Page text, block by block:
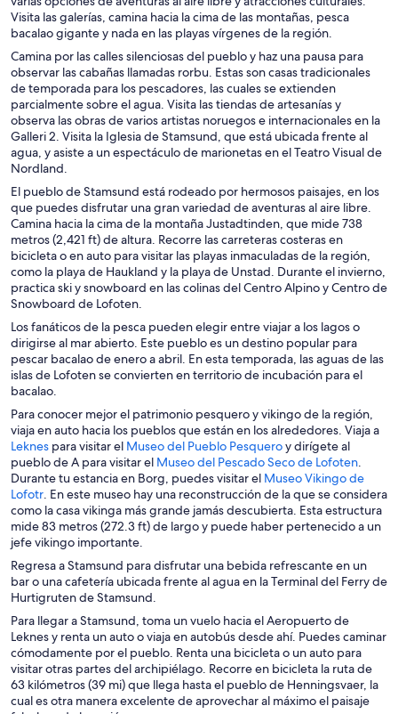
Visita las galerías, camina hacia la cima de las montañas, pesca
bacalao gigante y nada en las playas vírgenes de la región.
Camina por las calles silenciosas del pueblo y haz una pausa para
observar las cabañas llamadas rorbu. Estas son casas tradicionales
de temporada para los pescadores, las cuales se extienden
parcialmente sobre el agua. Visita las tiendas de artesanías y
observa las obras de varios artistas noruegos e internacionales en la
Galleri 2. Visita la Iglesia de Stamsund, que está ubicada frente al
agua, y asiste a un espectáculo de marionetas en el Teatro Visual de
Nordland.
El pueblo de Stamsund está rodeado por hermosos paisajes, en los
que puedes disfrutar una gran variedad de aventuras al aire libre.
Camina hacia la cima de la montaña Justadtinden, que mide 738
metros (2,421 ft) de altura. Recorre las carreteras costeras en
bicicleta o en auto para visitar las playas inmaculadas de la región,
como la playa de Haukland y la playa de Unstad. Durante el invierno,
practica ski y snowboard en las colinas del Centro Alpino y Centro de
Snowboard de Lofoten.
Los fanáticos de la pesca pueden elegir entre viajar a los lagos o
dirigirse al mar abierto. Este pueblo es un destino popular para
pescar bacalao de enero a abril. En esta temporada, las aguas de las
islas de Lofoten se convierten en territorio de incubación para el
bacalao.
Para conocer mejor el patrimonio pesquero y vikingo de la región,
viaja en auto hacia los pueblos que están en los alrededores. Viaja a
LeknesS
e
a
b
r
i
r
e
n
u
n
a
n
u
e
v
para visitar el Museo del Pueblo PesqueroS
e
a
b
r
i
e
n
n
a
n
u
e
v
y dirígete al
pueblo de A para visitar el Museo del Pescado Seco de LofotenS
e
a
b
r
á
e
n
a
n
u
e
Durante tu estancia en Borg, puedes visitar el Museo Vikingo de
LofotrS
e
a
b
i
r
á
e
n
u
n
a
n
. En este museo hay una reconstrucción de la que se considera
como la casa vikinga más grande jamás descubierta. Esta estructura
mide 83 metros (272.3 ft) de largo y puede haber pertenecido a un
jefe vikingo importante.
Regresa a Stamsund para disfrutar una bebida refrescante en un
bar o una cafetería ubicada frente al agua en la Terminal del Ferry de
Hurtigruten de Stamsund.
Para llegar a Stamsund, toma un vuelo hacia el Aeropuerto de
Leknes y renta un auto o viaja en autobús desde ahí. Puedes caminar
cómodamente por el pueblo. Renta una bicicleta o un auto para
visitar otras partes del archipiélago. Recorre en bicicleta la ruta de
63 kilómetros (39 mi) que llega hasta el pueblo de Henningsvaer, la
cual es otra manera excelente de aprovechar al máximo el paisaje